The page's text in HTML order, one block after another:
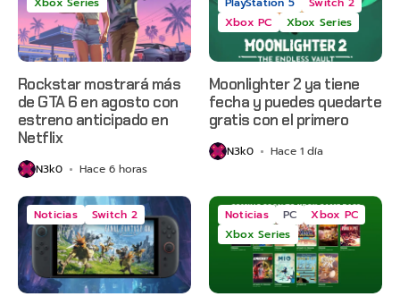
Rockstar mostrará más
de GTA 6 en agosto con
estreno anticipado en
Netflix
N3k0 Hace 6 horas
Xbox PC
Xbox Series
Moonlighter 2 ya tiene
fecha y puedes quedarte
gratis con el primero
N3k0 Hace 1 día
Noticias Switch 2 Noticias PC
Xbox PC
Xbox Series